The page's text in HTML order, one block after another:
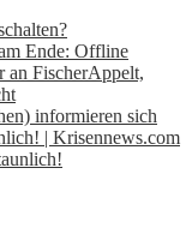
Ende: Offline
an FischerAppelt,
informieren sich
| Krisennews.com